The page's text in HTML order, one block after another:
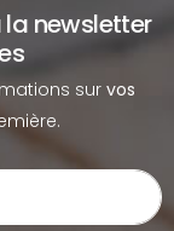
newsletter
sur vos